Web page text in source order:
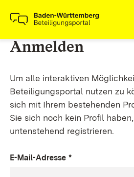
Anmelden
Um alle interaktiven
Beteiligungsportal nutzen zu
sich mit Ihrem bestehenden
Sie sich noch kein Profil
untenstehend registrieren.
E-Mail-Adresse *